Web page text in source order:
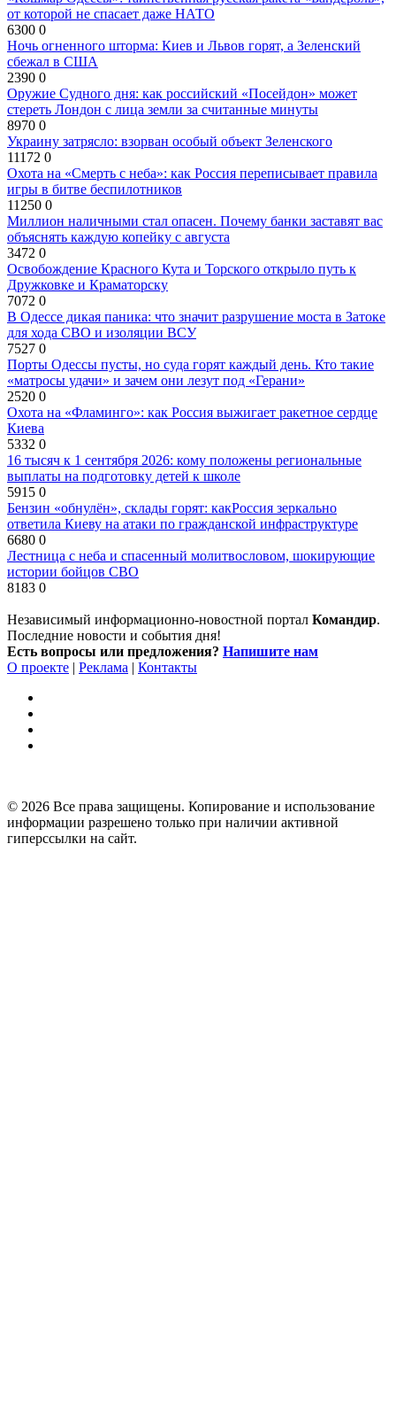
от которой не спасает даже НАТО
6300 0
Ночь огненного шторма: Киев и Львов горят, а Зеленский
сбежал в США
2390 0
Оружие Судного дня: как российский «Посейдон» может
стереть Лондон с лица земли за считанные минуты
8970 0
Украину затрясло: взорван особый объект Зеленского
11172 0
Охота на «Смерть с неба»: как Россия переписывает правила
игры в битве беспилотников
11250 0
Миллион наличными стал опасен. Почему банки заставят вас
объяснять каждую копейку с августа
3472 0
Освобождение Красного Кута и Торского открыло путь к
Дружковке и Краматорску
7072 0
В Одессе дикая паника: что значит разрушение моста в Затоке
для хода СВО и изоляции ВСУ
7527 0
Порты Одессы пусты, но суда горят каждый день. Кто такие
«матросы удачи» и зачем они лезут под «Герани»
2520 0
Охота на «Фламинго»: как Россия выжигает ракетное сердце
Киева
5332 0
16 тысяч к 1 сентября 2026: кому положены региональные
выплаты на подготовку детей к школе
5915 0
Бензин «обнулён», склады горят: какРоссия зеркально
ответила Киеву на атаки по гражданской инфраструктуре
6680 0
Лестница с неба и спасенный молитвословом, шокирующие
истории бойцов СВО
8183 0
Независимый информационно-новостной портал Командир.
Последние новости и события дня!
Есть вопросы или предложения? Напишите нам
О проекте | Реклама | Контакты
© 2026 Все права защищены. Копирование и использование
информации разрешено только при наличии активной
гиперссылки на сайт.